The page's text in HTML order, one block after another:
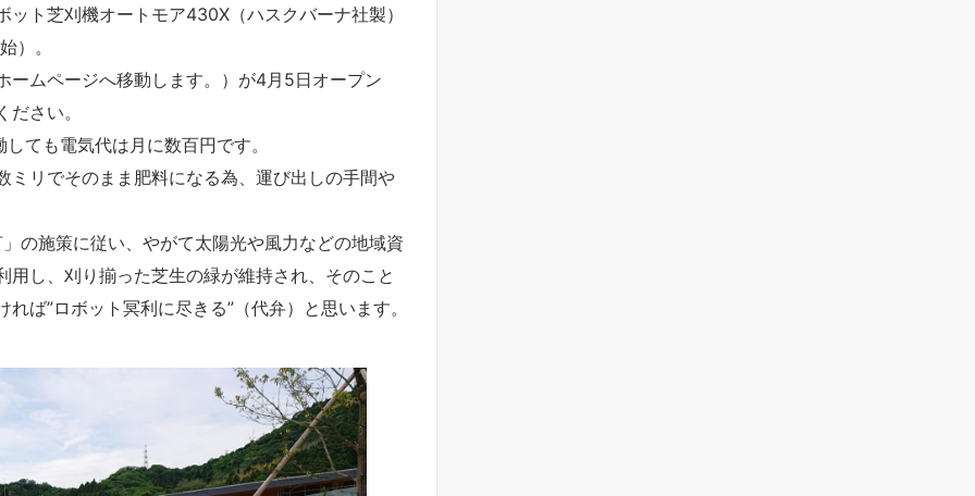
ト芝刈機オートモア430X（ハスクバーナ社製）
）。
ームページへ移動します。）が4月5日オープン
さい。
ても電気代は月に数百円です。
リでそのまま肥料になる為、運び出しの手間や
施策に従い、やがて太陽光や風力などの地域資
し、刈り揃った芝生の緑が維持され、そのこと
ば”ロボット冥利に尽きる”（代弁）と思います。